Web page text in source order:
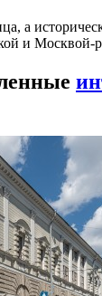
а
и Москвой-